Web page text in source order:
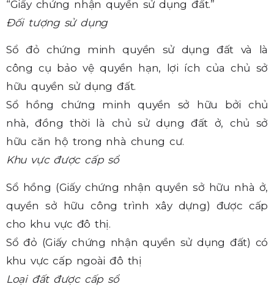
“Giấy chứng nhận quyền sử dụng đất.”
Đối tượng sử dụng
Sổ đỏ chứng minh quyền sử dụng đất và là
công cụ bảo vệ quyền hạn, lợi ích của chủ sở
hữu quyền sử dụng đất.
Sổ hồng chứng minh quyền sở hữu bởi chủ
nhà, đồng thời là chủ sử dụng đất ở, chủ sở
hữu căn hộ trong nhà chung cư.
Khu vực được cấp sổ
Sổ hồng (Giấy chứng nhận quyền sở hữu nhà ở,
quyền sở hữu công trình xây dựng) được cấp
cho khu vực đô thị.
Sổ đỏ (Giấy chứng nhận quyền sử dụng đất) có
khu vực cấp ngoài đô thị
Loại đất được cấp sổ